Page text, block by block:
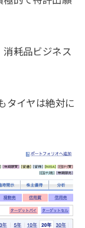
耗品ビジネス
タイヤは絶対に